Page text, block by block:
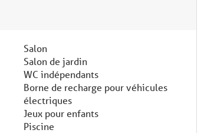
Salon
Salon de jardin
WC indépendants
Borne de recharge pour véhicules
électriques
Jeux pour enfants
Piscine